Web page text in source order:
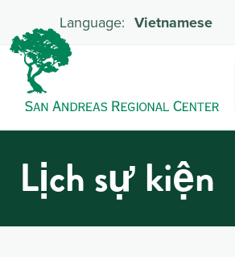
Vietnamese
Lịch sự kiện